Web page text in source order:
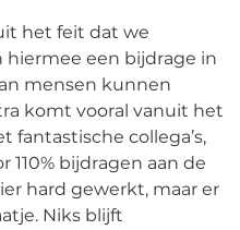
het feit dat we
een bijdrage in
mensen kunnen
komt vooral vanuit het
fantastische collega’s,
bijdragen aan de
hard gewerkt, maar er
Niks blijft